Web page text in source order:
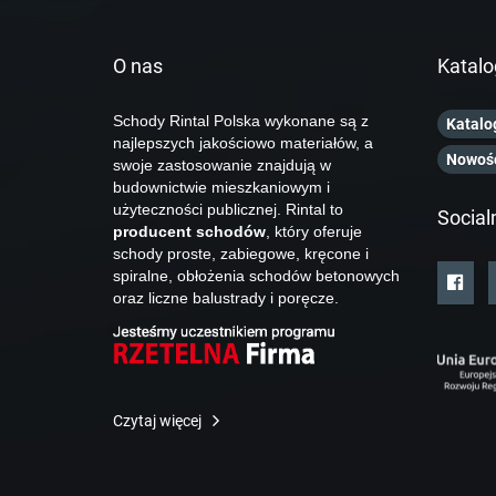
O nas
Schody Rintal Polska wykonane są z
najlepszych jakościowo materiałów, a
swoje zastosowanie znajdują w
budownictwie mieszkaniowym i
użyteczności publicznej. Rintal to
producent schodów , który oferuje
schody proste, zabiegowe, kręcone i
spiralne, obłożenia schodów betonowych
oraz liczne balustrady i poręcze.
Czytaj więcej